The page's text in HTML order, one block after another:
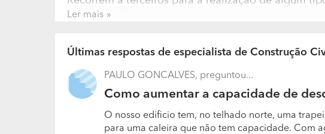
profissional?
electricidade; - Janelas e portas.
Quais são os trabalhos que realizam com maior
- Pintura; - Construção; - Remodelação
Ler mais
Últimas respostas de especialista de Construção
PAULO GONCALVES, preguntou...
Como aumentar a capacidade de
O nosso edificio tem, no telhado norte, uma
para uma caleira que não tem capacidade. Com